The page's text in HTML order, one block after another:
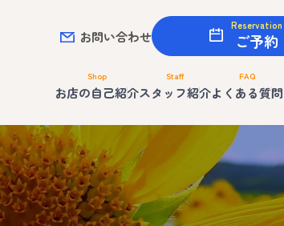
お問い合わせ
Reservation
ご予約
Shop
お店の自己紹介
Staff
スタッフ紹介
FAQ
よくある質問